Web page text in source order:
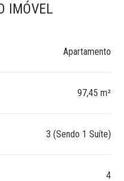
IMÓVEL
Apartamento
97,45 m²
3 (Sendo 1 Suíte)
4